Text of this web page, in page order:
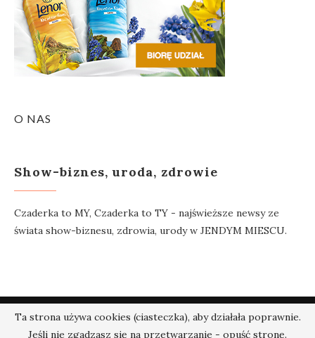
O NAS
Show-biznes, uroda, zdrowie
Czaderka to MY, Czaderka to TY - najświeższe newsy ze
świata show-biznesu, zdrowia, urody w JENDYM MIESCU.
@2018 - Czaderka.pl. Wszelkie prawa zastrzeżone.
Ta strona używa cookies (ciasteczka), aby działała poprawnie.
Jeśli nie zgadzasz się na przetwarzanie - opuść stronę.